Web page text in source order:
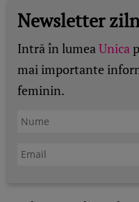
Newsletter
Intră în lumeaUnica
mai importante
feminin.